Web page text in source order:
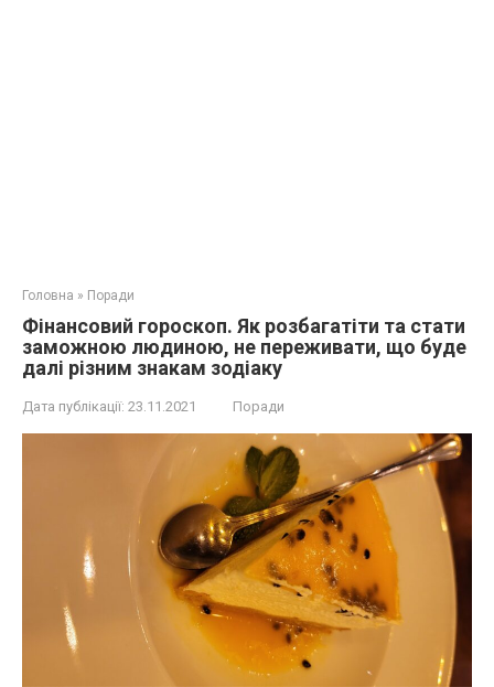
Головна » Поради
Фінансовий гороскоп. Як розбагатіти та стати
заможною людиною, не переживати, що буде
далі різним знакам зодіаку
Дата публікації: 23.11.2021 Поради